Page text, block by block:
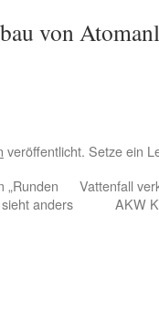
von
veröffentlicht. Setze ein
„Runden
anders
Vattenfall
AKW